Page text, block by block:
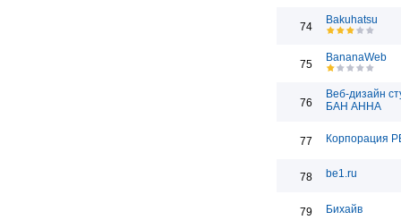
74
Bakuhatsu
75
BananaWeb
76
Веб-дизайн
БАН АННА
77 Корпорация
78 be1.ru
79 Бихайв